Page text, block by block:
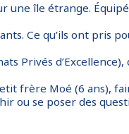
une île étrange.
Ce qu’ils ont pris
Privés
frère Moé (6 ans),
ou se poser des